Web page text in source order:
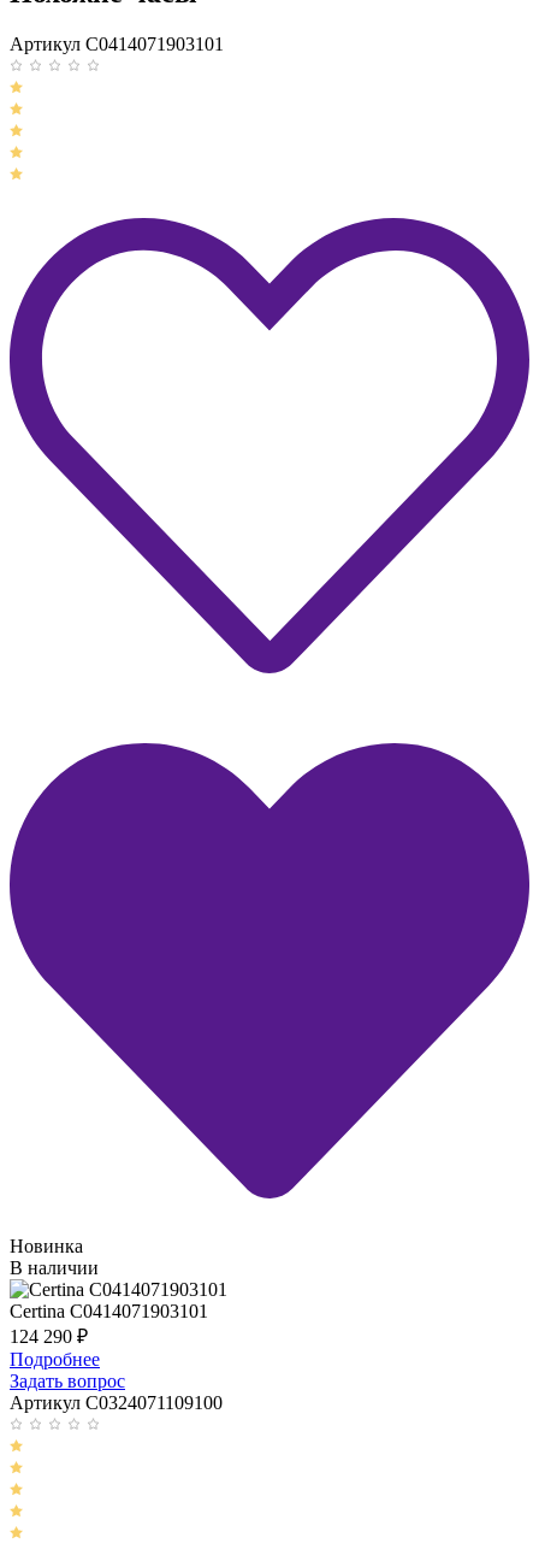
Артикул C0414071903101
Новинка
В наличии
Certina C0414071903101
124 290 ₽
Подробнее
Задать вопрос
Артикул C0324071109100